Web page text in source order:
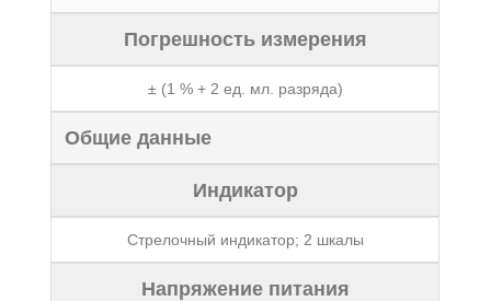
Погрешность измерения
± (1 % + 2 ед. мл. разряда)
Общие данные
Индикатор
Стрелочный индикатор; 2 шкалы
Напряжение питания